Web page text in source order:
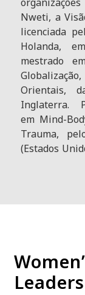
Nweti, a
licenciada
Holanda,
mestrado
Orientais,
Inglaterra.
em Mind-
Trauma,
(Estados